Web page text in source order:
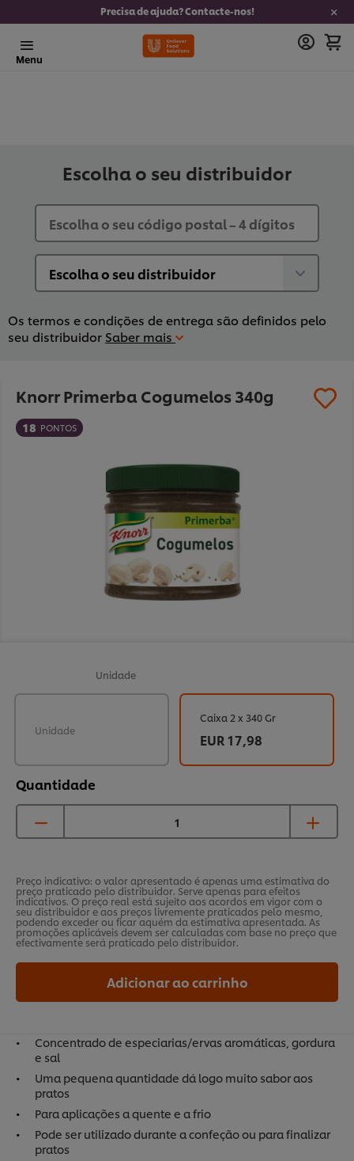
Precisa de ajuda? Contacte-nos!
Menu
Escolha o seu distribuidor
Os termos e condições de entrega são definidos pelo
seu distribuidor Saber mais
Knorr Primerba Cogumelos 340g
18 PONTOS
Unidade
Quantidade
Unidade
Caixa 2 x 340 Gr
EUR 17,98
Preço indicativo: o valor apresentado é apenas uma estimativa do
preço praticado pelo distribuidor. Serve apenas para efeitos
indicativos. O preço real está sujeito aos acordos em vigor com o
seu distribuidor e aos preços livremente praticados pelo mesmo,
podendo exceder ou ficar aquém da estimativa apresentada. As
promoções aplicáveis devem ser calculadas com base no preço que
efectivamente será praticado pelo distribuidor.
Adicionar ao carrinho
Concentrado de especiarias/ervas aromáticas, gordura
e sal
Uma pequena quantidade dá logo muito sabor aos
pratos
Para aplicações a quente e a frio
Pode ser utilizado durante a confeção ou para finalizar
pratos